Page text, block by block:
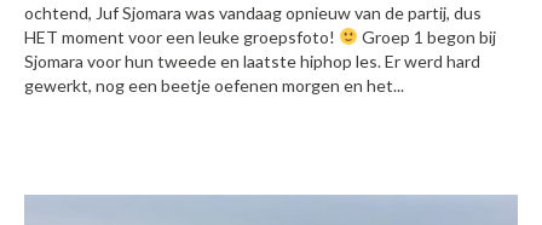
ochtend, Juf Sjomara was vandaag opnieuw van de partij, dus
HET moment voor een leuke groepsfoto!
Groep 1 begon bij
Sjomara voor hun tweede en laatste hiphop les. Er werd hard
gewerkt, nog een beetje oefenen morgen en het...